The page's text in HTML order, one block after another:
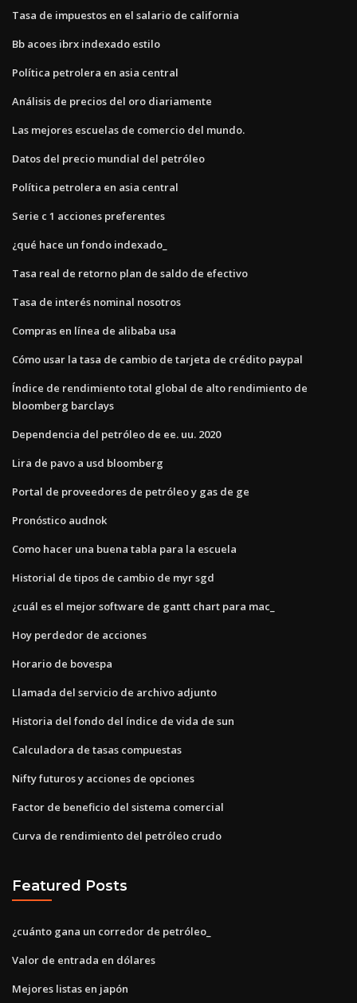
Tasa de impuestos en el salario de california
Bb acoes ibrx indexado estilo
Política petrolera en asia central
Análisis de precios del oro diariamente
Las mejores escuelas de comercio del mundo.
Datos del precio mundial del petróleo
Política petrolera en asia central
Serie c 1 acciones preferentes
¿qué hace un fondo indexado_
Tasa real de retorno plan de saldo de efectivo
Tasa de interés nominal nosotros
Compras en línea de alibaba usa
Cómo usar la tasa de cambio de tarjeta de crédito paypal
Índice de rendimiento total global de alto rendimiento de
bloomberg barclays
Dependencia del petróleo de ee. uu. 2020
Lira de pavo a usd bloomberg
Portal de proveedores de petróleo y gas de ge
Pronóstico audnok
Como hacer una buena tabla para la escuela
Historial de tipos de cambio de myr sgd
¿cuál es el mejor software de gantt chart para mac_
Hoy perdedor de acciones
Horario de bovespa
Llamada del servicio de archivo adjunto
Historia del fondo del índice de vida de sun
Calculadora de tasas compuestas
Nifty futuros y acciones de opciones
Factor de beneficio del sistema comercial
Curva de rendimiento del petróleo crudo
Featured Posts
¿cuánto gana un corredor de petróleo_
Valor de entrada en dólares
Mejores listas en japón